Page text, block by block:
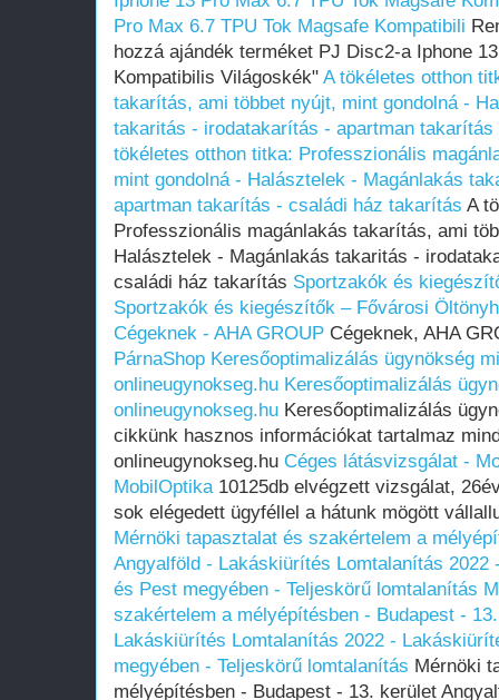
Pro Max 6.7 TPU Tok Magsafe Kompatibili
hozzá ajándék terméket PJ Disc2-a Iphone
Kompatibilis Világoskék" A tökéletes otthon
takarítás, ami többet nyújt, mint gondolná -
takaritás - irodatakarítás - apartman
tökéletes otthon titka: Professzionális
mint gondolná - Halásztelek - Magánlakás
apartman takarítás - családi ház takarítás A
Professzionális magánlakás takarítás, ami
Halásztelek - Magánlakás takaritás -
családi ház takarítás Sportzakók és
Sportzakók és kiegészítők – Fővárosi
Cégeknek - AHA GROUP Cégeknek, AHA
PárnaShop Keresőoptimalizálás ügynökség
onlineugynokseg.hu Keresőoptimalizálás
onlineugynokseg.hu Keresőoptimalizálás
cikkünk hasznos információkat tartalmaz
onlineugynokseg.hu Céges látásvizsgálat -
MobilOptika10125db elvégzett vizsgálat,
sok elégedett ügyféllel a hátunk mögött
Mérnöki tapasztalat és szakértelem a
Angyalföld - Lakáskiürítés Lomtalanítás‎ 2022
és Pest megyében‎ - Teljeskörű lomtalanítás
szakértelem a mélyépítésben - Budapest -
Lakáskiürítés Lomtalanítás‎ 2022 -
megyében‎ - Teljeskörű lomtalanítás Mérnöki
mélyépítésben - Budapest - 13. kerület